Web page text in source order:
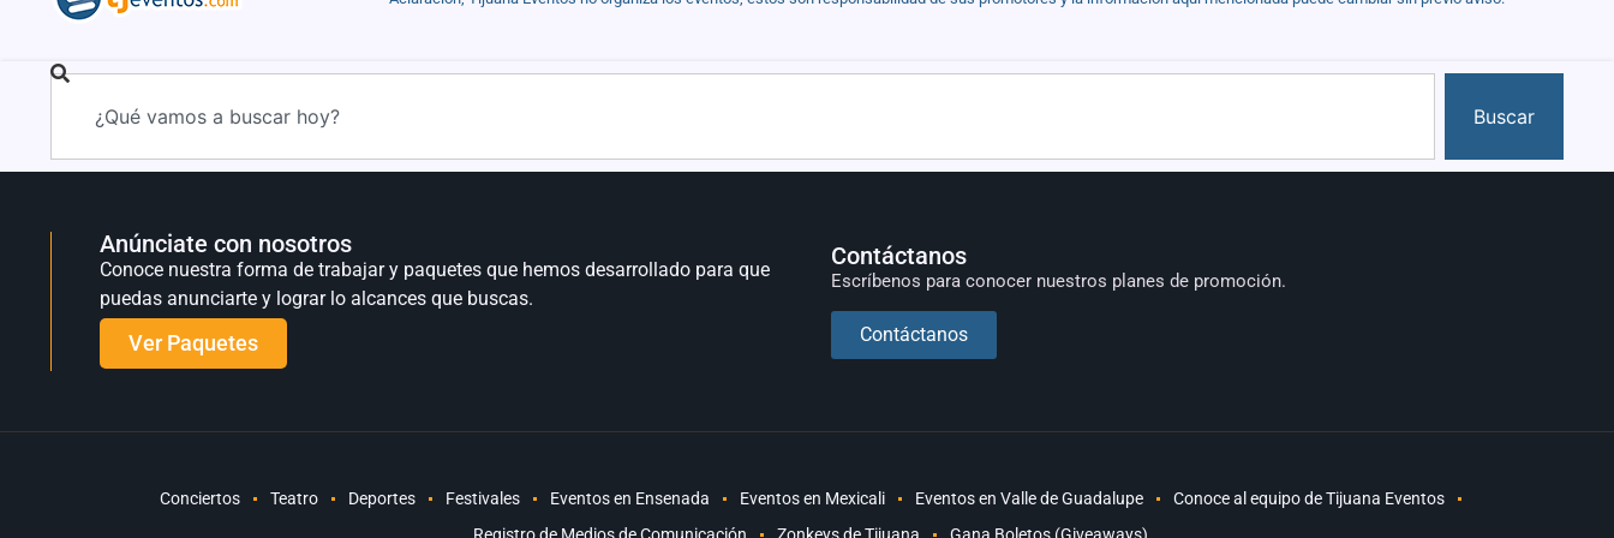
Buscar
Anúnciate con nosotros
Conoce nuestra forma de trabajar y paquetes que hemos desarrollado para que
puedas anunciarte y lograr lo alcances que buscas.
Ver Paquetes
Contáctanos
Escríbenos para conocer nuestros planes de promoción.
Contáctanos
Conciertos Teatro Deportes Festivales Eventos en Ensenada Eventos en Mexicali Eventos en Valle de Guadalupe
Conoce al equipo de Tijuana Eventos